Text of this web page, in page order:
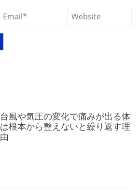
台風や気圧の変化で痛みが出る体
は根本から整えないと繰り返す理
由